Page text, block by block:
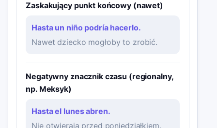
Zaskakujący punkt końcowy (nawet)
Hasta un niño podría hacerlo.
Nawet dziecko mogłoby to zrobić.
Negatywny znacznik czasu (regionalny,
np. Meksyk)
Hasta el lunes abren.
Nie otwierają przed poniedziałkiem.